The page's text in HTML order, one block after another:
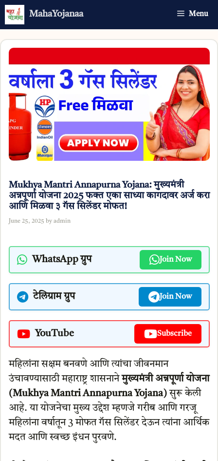
Skip
MahaYojanaa Menu
Mukhya Mantri Annapurna Yojana: मुख्यमंत्री
अन्नपूर्णा योजना 2025 फक्त एका साध्या कागदावर अर्ज करा
आणि मिळवा ३ गॅस सिलेंडर मोफत!
June 25, 2025 by admin
WhatsApp ग्रुप Join Now
टेलिग्राम ग्रुप Join Now
YouTube Subscribe
महिलांना सक्षम बनवणे आणि त्यांचा जीवनमान
उंचावण्यासाठी महाराष्ट्र शासनानेमुख्यमंत्री अन्नपूर्णा योजना
(Mukhya Mantri Annapurna Yojana)सुरू केली
आहे. या योजनेचा मुख्य उद्देश म्हणजे गरीब आणि गरजू
महिलांना वर्षातून 3 मोफत गॅस सिलेंडर देऊन त्यांना आर्थिक
मदत आणि स्वच्छ इंधन पुरवणे.